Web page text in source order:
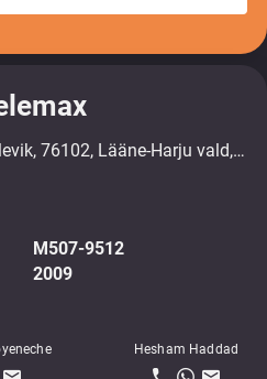
M507-9512
2009
Hesham Haddad
Kooli 10, Rummu alevik, 76102, Lääne-Harju vald, Harjumaa